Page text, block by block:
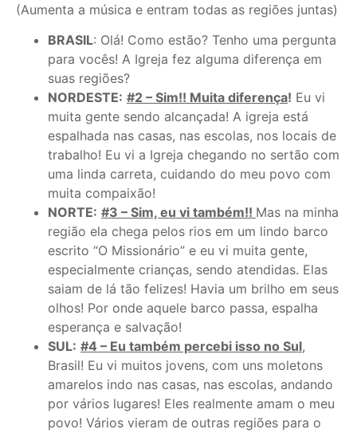
(Aumenta a música e entram todas as regiões juntas)
BRASIL: Olá! Como estão? Tenho uma pergunta
para vocês! A Igreja fez alguma diferença em
suas regiões?
NORDESTE: #2 – Sim!! Muita diferença! Eu vi
muita gente sendo alcançada! A igreja está
espalhada nas casas, nas escolas, nos locais de
trabalho! Eu vi a Igreja chegando no sertão com
uma linda carreta, cuidando do meu povo com
muita compaixão!
NORTE: #3 – Sim, eu vi também!! Mas na minha
região ela chega pelos rios em um lindo barco
escrito “O Missionário” e eu vi muita gente,
especialmente crianças, sendo atendidas. Elas
saiam de lá tão felizes! Havia um brilho em seus
olhos! Por onde aquele barco passa, espalha
esperança e salvação!
SUL: #4 – Eu também percebi isso no Sul,
Brasil! Eu vi muitos jovens, com uns moletons
amarelos indo nas casas, nas escolas, andando
por vários lugares! Eles realmente amam o meu
povo! Vários vieram de outras regiões para o